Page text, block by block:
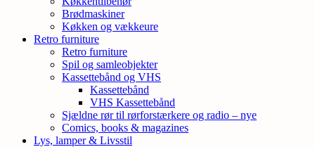
Brødmaskiner
Køkken og vækkeure
Retro furniture
Retro furniture
Spil og samleobjekter
Kassettebånd og VHS
Kassettebånd
VHS Kassettebånd
Sjældne rør til rørforstærkere og radio – nye
Comics, books & magazines
Lys, lamper & Livsstil